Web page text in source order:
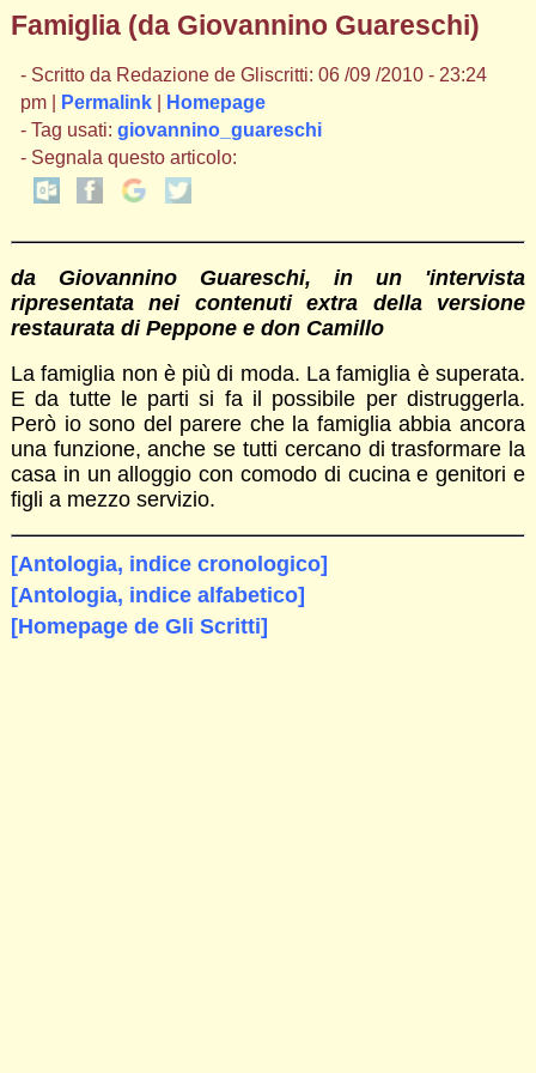
Famiglia (da Giovannino Guareschi)
- Scritto da Redazione de Gliscritti: 06 /09 /2010 - 23:24
pm |
Permalink|
Homepage
- Tag usati: giovannino_guareschi
- Segnala questo articolo:
da Giovannino Guareschi, in un 'intervista
ripresentata nei contenuti extra della versione
restaurata di Peppone e don Camillo
La famiglia non è più di moda. La famiglia è superata.
E da tutte le parti si fa il possibile per distruggerla.
Però io sono del parere che la famiglia abbia ancora
una funzione, anche se tutti cercano di trasformare la
casa in un alloggio con comodo di cucina e genitori e
figli a mezzo servizio.
[Antologia, indice cronologico]
[Antologia, indice alfabetico]
[Homepage de Gli Scritti]